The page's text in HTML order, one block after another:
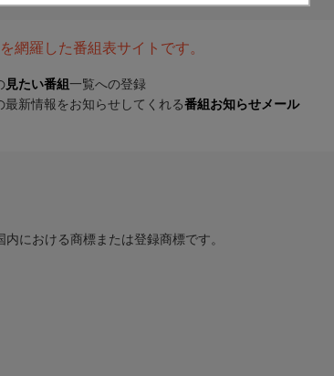
網羅した番組表サイトです。
見たい番組 一覧への登録
最新情報をお知らせしてくれる番組お知らせメール
における商標または登録商標です。